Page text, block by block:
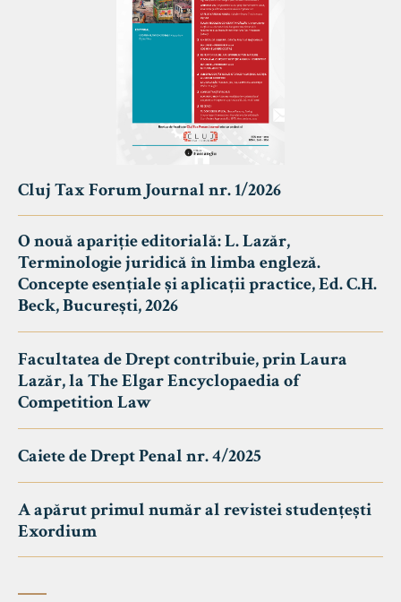
Cluj Tax Forum Journal nr. 1/2026
O nouă apariție editorială: L. Lazăr,
Terminologie juridică în limba engleză.
Concepte esențiale și aplicații practice, Ed. C.H.
Beck, București, 2026
Facultatea de Drept contribuie, prin Laura
Lazăr, la The Elgar Encyclopaedia of
Competition Law
Caiete de Drept Penal nr. 4/2025
A apărut primul număr al revistei studențești
Exordium